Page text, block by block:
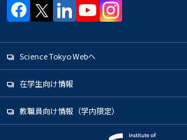
Science Tokyo Webヘ
在学生向け情報
教職員向け情報（学内限定）